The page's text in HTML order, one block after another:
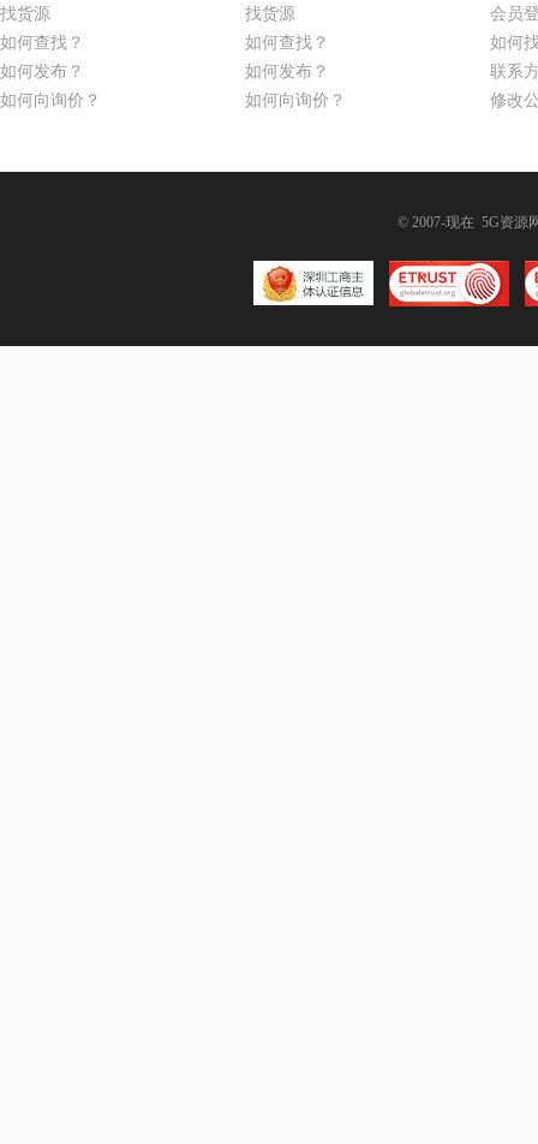
找货源
如何查找？
如何发布？
如何向询价？
找货源
如何查找？
如何发布？
如何向询价？
会员
如何
联系
修改
© 2007-现在 5G资